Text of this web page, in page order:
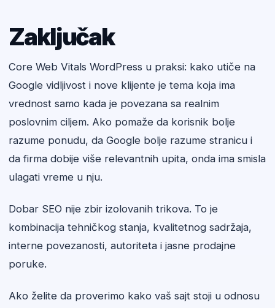
Zaključak
Core Web Vitals WordPress u praksi: kako utiče na
Google vidljivost i nove klijente je tema koja ima
vrednost samo kada je povezana sa realnim
poslovnim ciljem. Ako pomaže da korisnik bolje
razume ponudu, da Google bolje razume stranicu i
da firma dobije više relevantnih upita, onda ima smisla
ulagati vreme u nju.
Dobar SEO nije zbir izolovanih trikova. To je
kombinacija tehničkog stanja, kvalitetnog sadržaja,
interne povezanosti, autoriteta i jasne prodajne
poruke.
Ako želite da proverimo kako vaš sajt stoji u odnosu